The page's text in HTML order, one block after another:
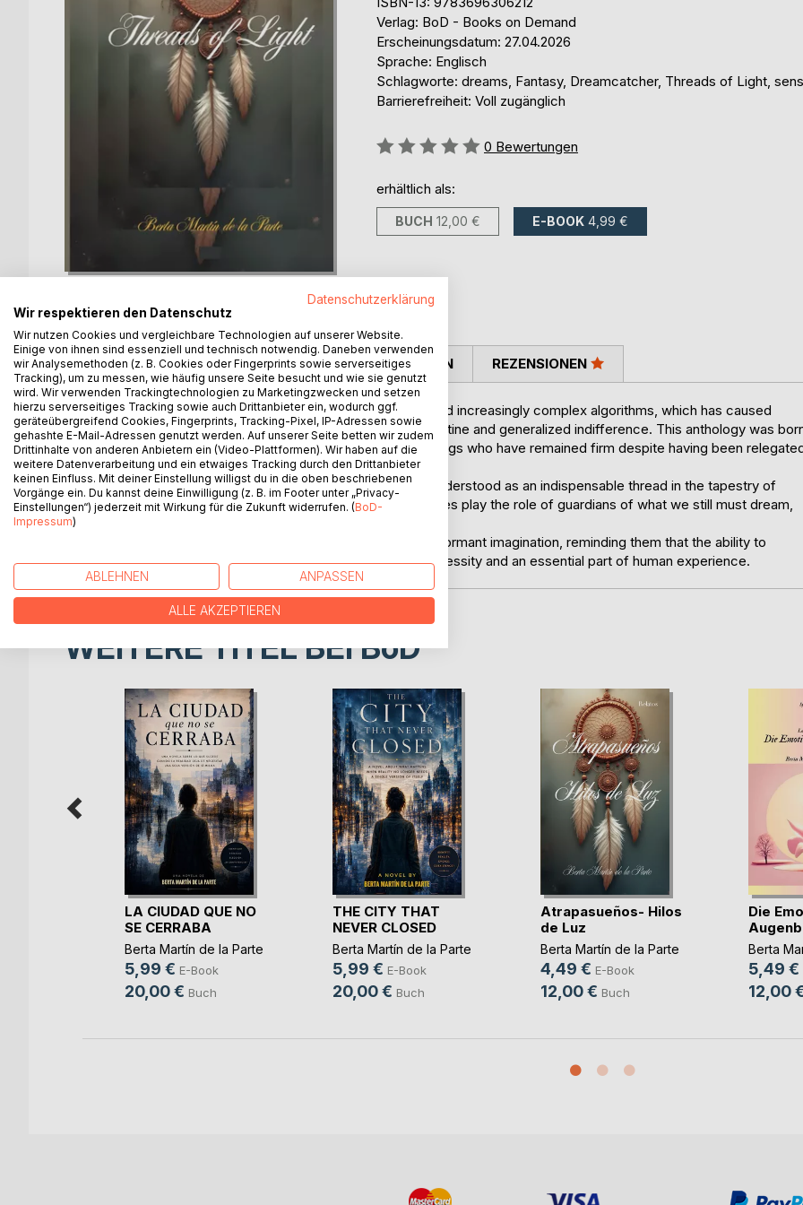
Verlag: BoD - Books on Demand
Erscheinungsdatum: 27.04.2026
Sprache: Englisch
Schlagworte: dreams, Fantasy, Dreamcatcher, Threads of Light,
Barrierefreiheit: Voll zugänglich
Bewertung::
0 Bewertungen
erhältlich als:
BUCH 12,00 € E-BOOK 4,99 €
BESCHREIBUNG
Today, we live in an era dominated by glowing screens and increasingly complex algorithms, which has caused
dreams to fade little by little, losing ground to the daily routine and generalized indifference. This anthology was
as a tribute to Dreamcatchers, silent and persevering beings who have remained firm despite having been
to oblivion and lack of attention by humanity.
Each of the stories that make up this collection can be understood as an indispensable thread in the tapestry of
collective memory. The characters that inhabit these pages play the role of guardians of what we still must dream,
The purpose of these stories is to awaken the reader's dormant imagination, reminding them that the ability to
dream is not a privilege reserved for a few, but a vital necessity and an essential part of human experience.
AUTOR/IN PRESSESTIMMEN REZENSIONEN
WEITERE TITEL BEIBoD
LA CIUDAD QUE NO
SE CERRABA
Berta Martín de la Parte
5,99 € E-Book
20,00 € Buch
THE CITY THAT
NEVER CLOSED
Berta Martín de la Parte
5,99 € E-Book
20,00 € Buch
Atrapasueños- Hilos
de Luz
Berta Martín de la Parte
4,49 € E-Book
12,00 € Buch
Die
Berta
5,49 €
12,00
Datenschutzerklärung
Wir respektieren den Datenschutz
Wir nutzen Cookies und vergleichbare Technologien auf unserer Website.
Einige von ihnen sind essenziell und technisch notwendig. Daneben verwenden
wir Analysemethoden (z. B. Cookies oder Fingerprints sowie serverseitiges
Tracking), um zu messen, wie häufig unsere Seite besucht und wie sie genutzt
wird. Wir verwenden Trackingtechnologien zu Marketingzwecken und setzen
hierzu serverseitiges Tracking sowie auch Drittanbieter ein, wodurch ggf.
geräteübergreifend Cookies, Fingerprints, Tracking-Pixel, IP-Adressen sowie
gehashte E-Mail-Adressen genutzt werden. Auf unserer Seite betten wir zudem
Drittinhalte von anderen Anbietern ein (Video-Plattformen). Wir haben auf die
weitere Datenverarbeitung und ein etwaiges Tracking durch den Drittanbieter
keinen Einfluss. Mit deiner Einstellung willigst du in die oben beschriebenen
Vorgänge ein. Du kannst deine Einwilligung (z. B. im Footer unter „Privacy-
Einstellungen“) jederzeit mit Wirkung für die Zukunft widerrufen. (BoD-
Impressum)
ABLEHNEN ANPASSEN
ALLE AKZEPTIEREN